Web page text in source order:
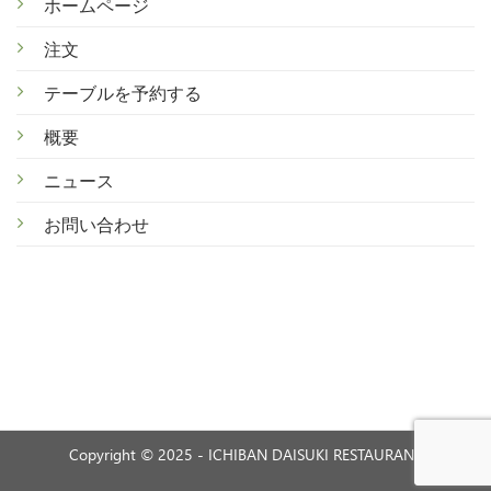
ホームページ
注文
テーブルを予約する
概要
ニ ュース
お問い合わせ
Copyright © 2025 - ICHIBAN DAISUKI RESTAURANT